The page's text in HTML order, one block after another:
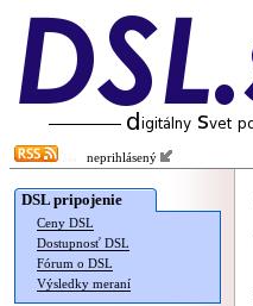
neprihlásený
DSL pripojenie
Ceny DSL
Dostupnosť DSL
Fórum o DSL
Výsledky meraní